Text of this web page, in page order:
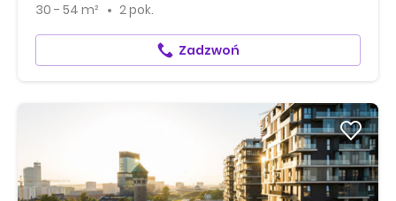
30 - 54 m² 2 pok.
Zadzwoń